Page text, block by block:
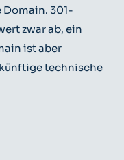
301-
zwar ab, ein
ist aber
technische